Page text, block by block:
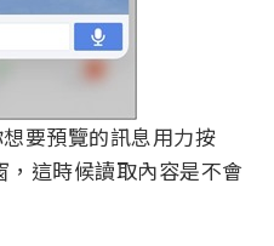
要預覽的訊息用力按
這時候讀取內容是不會